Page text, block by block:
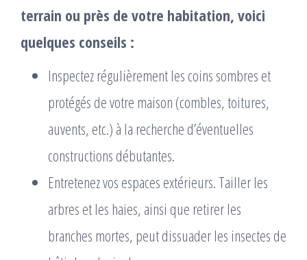
terrain ou près de votre habitation, voici
quelques conseils :
Inspectez régulièrement les coins sombres et
protégés de votre maison (combles, toitures,
auvents, etc.) à la recherche d’éventuelles
constructions débutantes.
Entretenez vos espaces extérieurs. Tailler les
arbres et les haies, ainsi que retirer les
branches mortes, peut dissuader les insectes de